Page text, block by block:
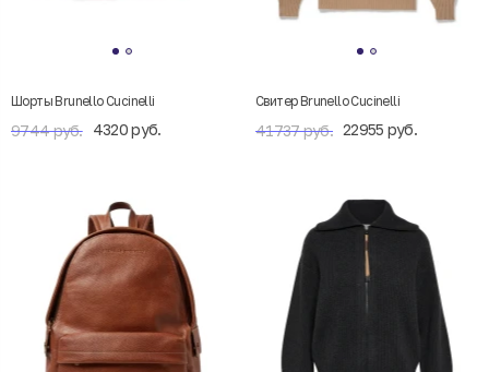
Шорты Brunello Cucinelli
9744 руб. 4320 руб.
Свитер Brunello Cucinelli
41737 руб. 22955 руб.